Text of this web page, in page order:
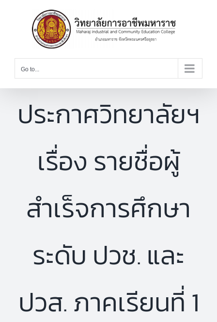
Go to...
ประกาศวิทยาลัยฯ
เรื่อง รายชื่อผู้
สำเร็จการศึกษา
ระดับ ปวช. และ
ปวส. ภาคเรียนที่ 1